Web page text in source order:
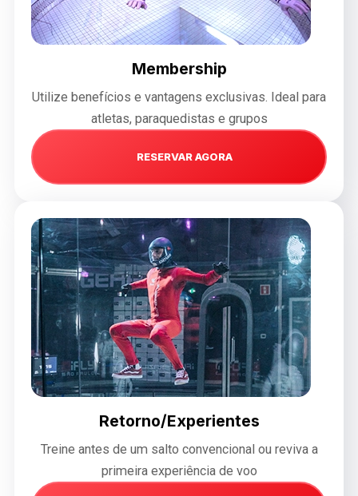
Membership
Utilize benefícios e vantagens exclusivas. Ideal para
atletas, paraquedistas e grupos
RESERVAR AGORA
Retorno/Experientes
Treine antes de um salto convencional ou reviva a
primeira experiência de voo